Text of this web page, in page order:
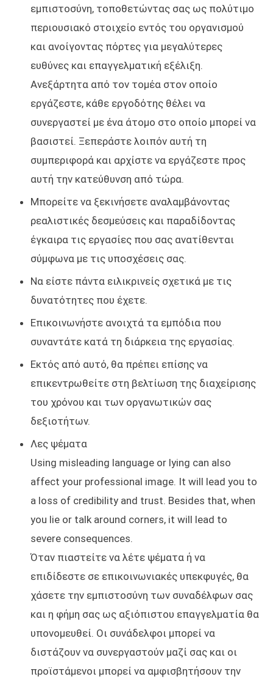
εμπιστοσύνη, τοποθετώντας σας ως πολύτιμο
περιουσιακό στοιχείο εντός του οργανισμού
και ανοίγοντας πόρτες για μεγαλύτερες
ευθύνες και επαγγελματική εξέλιξη.
Ανεξάρτητα από τον τομέα στον οποίο
εργάζεστε, κάθε εργοδότης θέλει να
συνεργαστεί με ένα άτομο στο οποίο μπορεί να
βασιστεί. Ξεπεράστε λοιπόν αυτή τη
συμπεριφορά και αρχίστε να εργάζεστε προς
αυτή την κατεύθυνση από τώρα.
Μπορείτε να ξεκινήσετε αναλαμβάνοντας
ρεαλιστικές δεσμεύσεις και παραδίδοντας
έγκαιρα τις εργασίες που σας ανατίθενται
σύμφωνα με τις υποσχέσεις σας.
Να είστε πάντα ειλικρινείς σχετικά με τις
δυνατότητες που έχετε.
Επικοινωνήστε ανοιχτά τα εμπόδια που
συναντάτε κατά τη διάρκεια της εργασίας.
Εκτός από αυτό, θα πρέπει επίσης να
επικεντρωθείτε στη βελτίωση της διαχείρισης
του χρόνου και των οργανωτικών σας
δεξιοτήτων.
Λες ψέματα
Using misleading language or lying can also
affect your professional image. It will lead you to
a loss of credibility and trust. Besides that, when
you lie or talk around corners, it will lead to
severe consequences.
Όταν πιαστείτε να λέτε ψέματα ή να
επιδίδεστε σε επικοινωνιακές υπεκφυγές, θα
χάσετε την εμπιστοσύνη των συναδέλφων σας
και η φήμη σας ως αξιόπιστου επαγγελματία θα
υπονομευθεί. Οι συνάδελφοι μπορεί να
διστάζουν να συνεργαστούν μαζί σας και οι
προϊστάμενοι μπορεί να αμφισβητήσουν την